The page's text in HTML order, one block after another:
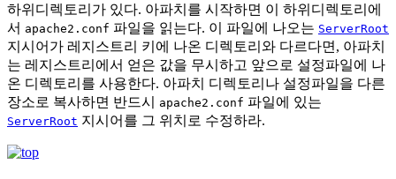
하위디렉토리가 있다. 아파치를 시작하면 이 하위디렉토리에
서 apache2.conf 파일을 읽는다. 이 파일에 나오는 ServerRoot
지시어가 레지스트리 키에 나온 디렉토리와 다르다면, 아파치
는 레지스트리에서 얻은 값을 무시하고 앞으로 설정파일에 나
온 디렉토리를 사용한다. 아파치 디렉토리나 설정파일을 다른
장소로 복사하면 반드시
apache2.conf 파일에 있는
ServerRoot 지시어를 그 위치로 수정하라.